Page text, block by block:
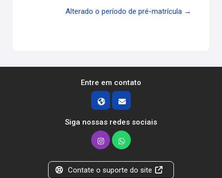
Alterado o período de pré-matrícula →
Entre em contato
Siga nossas redes sociais
Contate o suporte do site